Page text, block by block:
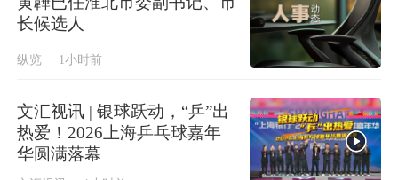
长候选人
纵览 1小时前
文汇视讯 | 银球跃动，“乒”出
热爱！2026上海乒乓球嘉年
华圆满落幕